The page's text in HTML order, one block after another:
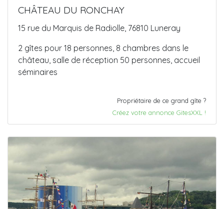
CHÂTEAU DU RONCHAY
15 rue du Marquis de Radiolle, 76810 Luneray
2 gîtes pour 18 personnes, 8 chambres dans le
château, salle de réception 50 personnes, accueil
séminaires
Propriétaire de ce grand gîte ?
Créez votre annonce GitesXXL !